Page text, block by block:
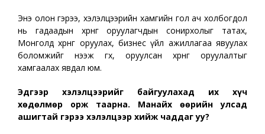
Энэ олон гэрээ, хэлэлцээрийн хамгийн гол ач холбогдол
нь гадаадын хөрөнгө оруулагчдын сонирхолыг татах,
Монголд хөрөнгө оруулах, бизнес үйл ажиллагаа явуулах
боломжийг нээж өгөх, оруулсан хөрөнгө оруулалтыг
хамгаалах явдал юм.
Эдгээр хэлэлцээрийг байгуулахад их хүч
хөдөлмөр орж таарна. Манайх өөрийн улсад
ашигтай гэрээ хэлэлцээр хийж чаддаг уу?